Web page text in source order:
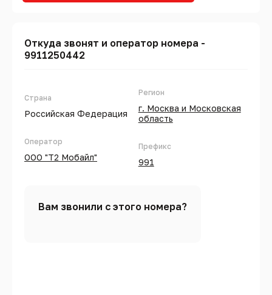
Откуда звонят и оператор номера -
9911250442
Страна
Российская Федерация
Оператор
ООО "Т2 Мобайл"
Регион
г. Москва и Московская
область
Префикс
991
Вам звонили с этого номера?